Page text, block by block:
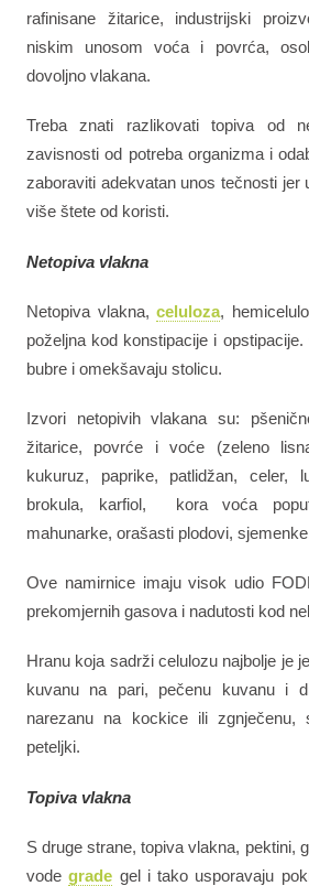
rafinisane žitarice, industrijski
niskim unosom voća i povrća,
dovoljno vlakana.
Treba znati razlikovati topiva od
zavisnosti od potreba organizma i
zaboraviti adekvatan unos tečnosti jer
više štete od koristi.
Netopiva vlakna
Netopiva vlakna,celuloza,
poželjna kod konstipacije i
bubre i omekšavaju stolicu.
Izvori netopivih vlakana su:
žitarice, povrće i voće (zeleno
kukuruz, paprike, patlidžan, celer,
brokula, karfiol, kora voća
mahunarke, orašasti plodovi,
Ove namirnice imaju visok udio
prekomjernih gasova i nadutosti kod
Hranu koja sadrži celulozu najbolje je
kuvanu na pari, pečenu kuvanu i
narezanu na kockice ili zgnječenu,
peteljki.
Topiva vlakna
S druge strane, topiva vlakna, pektini,
vodegrade gel i tako usporavaju